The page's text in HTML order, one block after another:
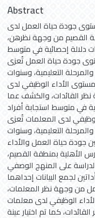
Abstract
جودة حياة العمل لدى
القصيم من وجهة نظرهن،
دلالة إحصائية في متوسط
جودة حياة العمل تُعزى
والمرحلة التعليمية، وسنوات
الأداء الوظيفي لدى
القائدات، والكشف عما
في متوسط استجابة أفراد
لدى المعلمات تُعزى
والمرحلة التعليمية، وسنوات
جودة حياة العمل والأداء
الأهلية بمنطقة القصيم،
على المنهج الوصفي
لجمع البيانات إحداهما
من وجهة نظر المعلمات،
الوظيفي لدى معلمات
كما تم اختيار عينة